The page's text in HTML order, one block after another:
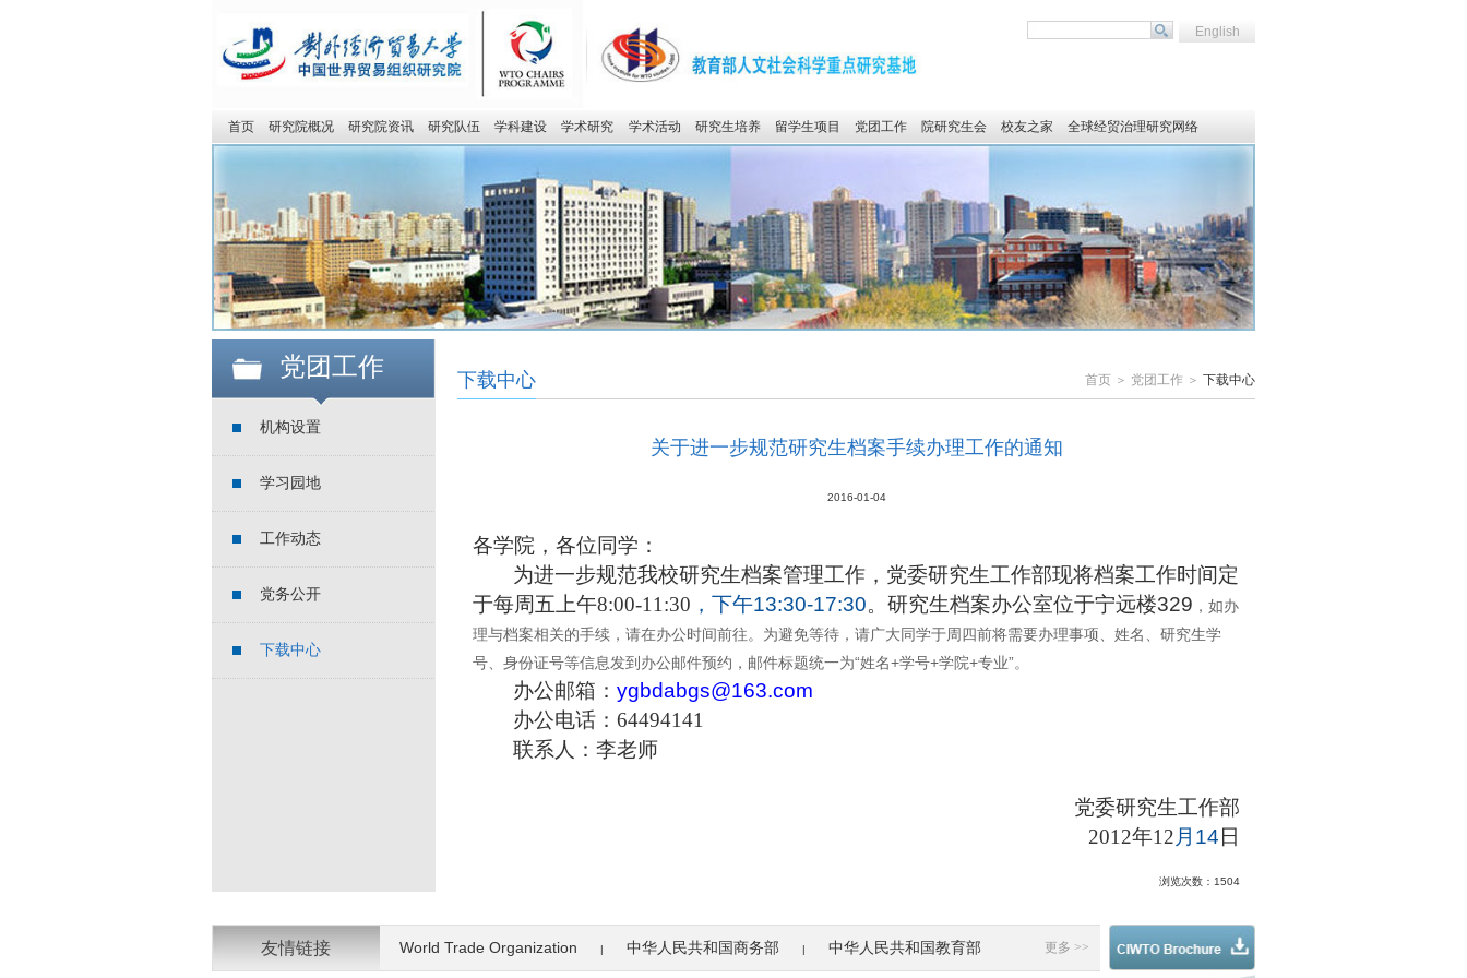
English
首页 研究院概况 研究院资讯 研究队伍 学科建设 学术研究 学术活动 研究生培养 留学生项目 党团工作 院研究生会 校友之家 全球经贸治理研究网络
党团工作
机构设置
学习园地
工作动态
党务公开
下载中心
下载中心 首页 ＞ 党团工作 ＞ 下载中心
关于进一步规范研究生档案手续办理工作的通知
2016-01-04
各学院，各位同学：
为进一步规范我校研究生档案管理工作，党委研究生工作部现将档案工作时间定
于每周五上午8:00-11:30 ，下午13:30-17:30。研究生档案办公室位于宁远楼329 ，如办
理与档案相关的手续，请在办公时间前往。为避免等待，请广大同学于周四前将需要办理事项、姓名、研究生学
号、身份证号等信息发到办公邮件预约，邮件标题统一为“姓名+学号+学院+专业”。
办公邮箱：ygbdabgs@163.com
办公电话：64494141
联系人：李老师
党委研究生工作部
2012年12月14 日
浏览次数： 1504
友情链接 World Trade Organization 中华人民共和国商务部 中华人民共和国教育部 更多 >>